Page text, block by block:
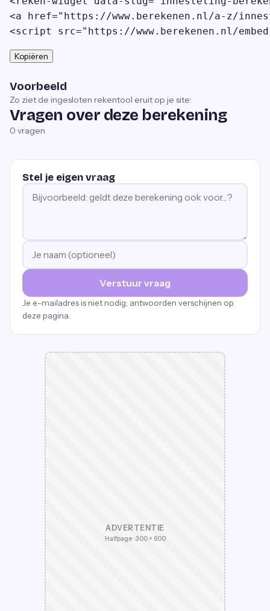
<a href="https://www.berekenen.nl/a-z/
<script src="https://www.berekenen.nl/
Kopiëren
Voorbeeld
Zo ziet de ingesloten rekentool eruit op je site:
Vragen over deze berekening
0 vragen
Stel je eigen vraag
Verstuur vraag
Je e-mailadres is niet nodig; antwoorden verschijnen op
deze pagina.
ADVERTENTIE
Halfpage · 300 × 600